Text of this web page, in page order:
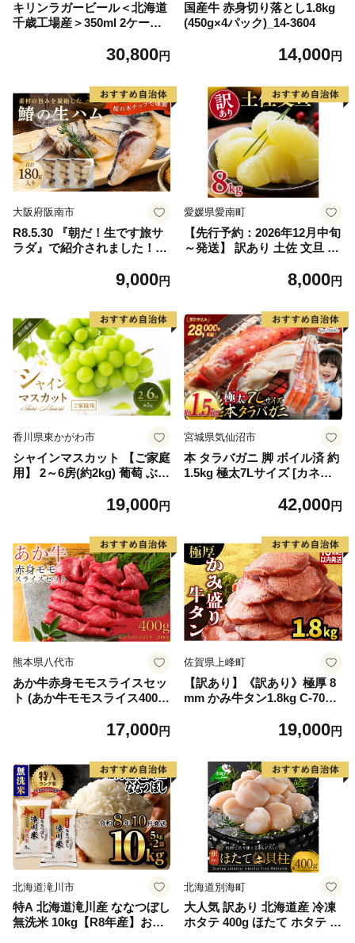
キリンラガービール＜北海道
千歳工場産＞350ml 2ケース
30,800円
国産牛 赤身切り落とし1.8kg
(450g×4パック)_14-3604
14,000円
大阪府阪南市
R8.5.30 『朝だ！生です旅サ
ラダ』で紹介されました！朝
生ハム ×3パック（1パックあ
9,000円
愛媛県愛南町
【先行予約：2026年12月中旬
～発送】 訳あり 土佐 文旦 8k
ス) 8000円 わけあり ぶんたん
農家直送 期間限定 特産品 サ
イズミックス くらもとファー
ム 愛南町 愛媛県
8,000円
香川県東かがわ市
シャインマスカット 【ご家庭
用】 2～6房(約2kg) 葡萄 ぶど
もの 果実 旬の果物 旬のフル
19,000円
宮城県気仙沼市
本 タラバガニ 脚 ボイル済 約
1.5kg 極太7Lサイズ [カネダ
6] カニ かに 蟹 たらばがに た
42,000円
熊本県八代市
あか牛赤身モモスライスセッ
ト (あか牛モモスライス400
17,000円
佐賀県上峰町
【訳あり】《訳あり》極厚 8
mm かみ牛タン1.8kg C-709-
19,000円
北海道滝川市
特A 北海道滝川産 ななつぼし
無洗米 10kg【R8年産】お米
北海道別海町
大人気 訳あり 北海道産 冷凍
ホタテ 400g ほたて ホタテ 帆